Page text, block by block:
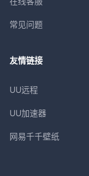
常见问题
友情链接
UU远程
UU加速器
网易千千壁纸